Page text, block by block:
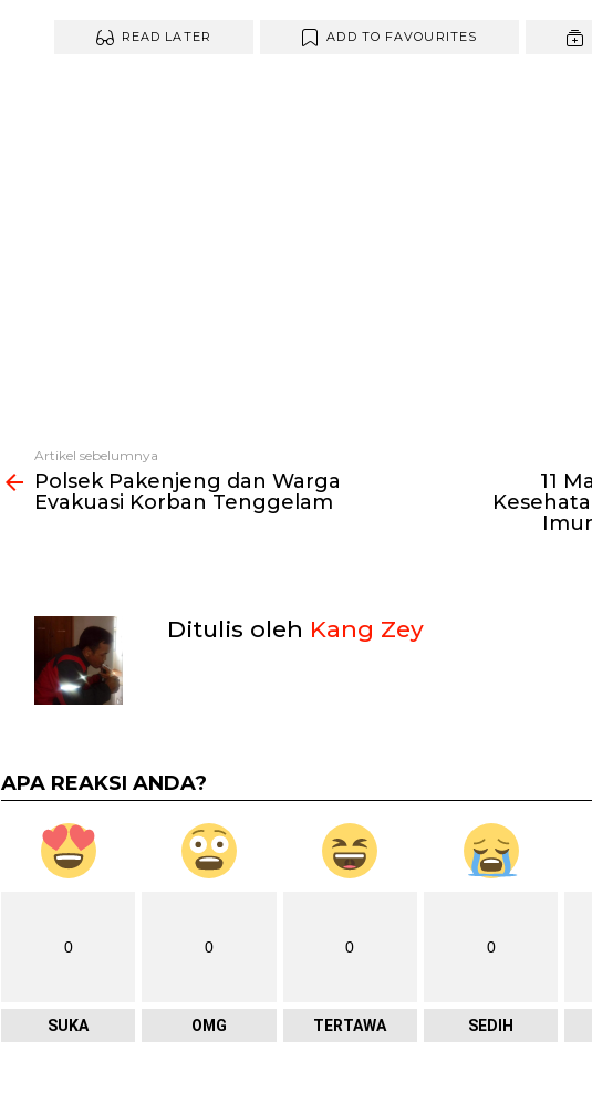
READ LATER ADD TO FAVOURITES
Lihat
selengkapnya
Artikel sebelumnya
Polsek Pakenjeng dan Warga
Evakuasi Korban Tenggelam
11
Ditulis oleh Kang Zey
APA REAKSI ANDA?
0
SUKA
0
OMG
0
TERTAWA
0
SEDIH